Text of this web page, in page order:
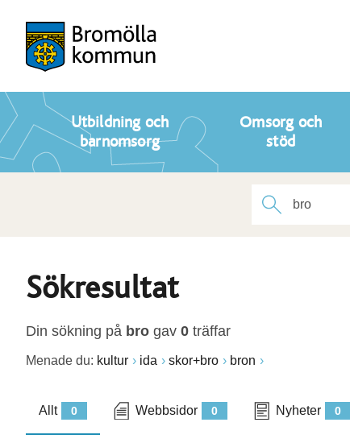
Utbildning och
barnomsorg
Omsorg och
stöd
Sökresultat
Din sökning på bro gav 0 träffar
Menade du: kultur ida skor+bro bron
0
Allt 0
Webbsidor 0
Nyheter